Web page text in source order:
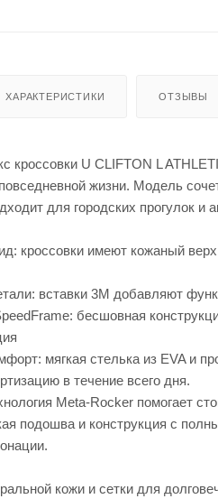
ХАРАКТЕРИСТИКИ ОТЗЫВЫ
кроссовки U CLIFTON L
жизни. Модель
для городских прогулок и
кроссовки имеют кожаный
вставки 3M добавляют
бесшовная
мягкая стелька из EVA и
в течение всего дня.
Meta-Rocker помогает
подошва и конструкция с
кожи и сетки для